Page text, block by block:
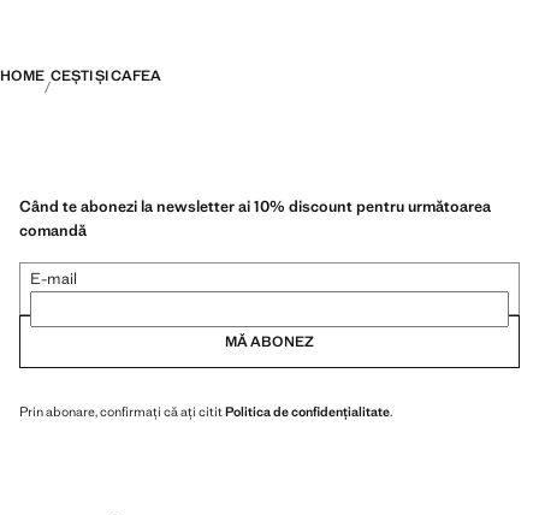
HOME CEȘTI ȘI CAFEA
Când te abonezi la newsletter ai 10% discount pentru următoarea
comandă
E-mail
MĂ ABONEZ
Prin abonare, confirmați că ați cititPolitica de confidențialitate.